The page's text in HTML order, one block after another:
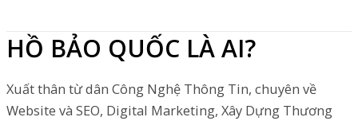
HỒ BẢO QUỐC LÀ AI?
Xuất thân từ dân Công Nghệ Thông Tin, chuyên về
Website và SEO, Digital Marketing, Xây Dựng Thương